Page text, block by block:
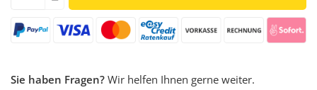
Sie haben Fragen? Wir helfen Ihnen gerne weiter.